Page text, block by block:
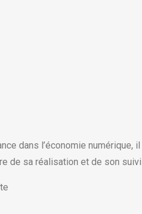
dans l’économie
de sa réalisation et de son suivi